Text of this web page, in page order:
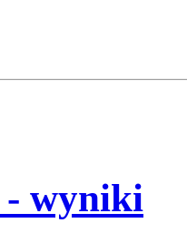
- wyniki